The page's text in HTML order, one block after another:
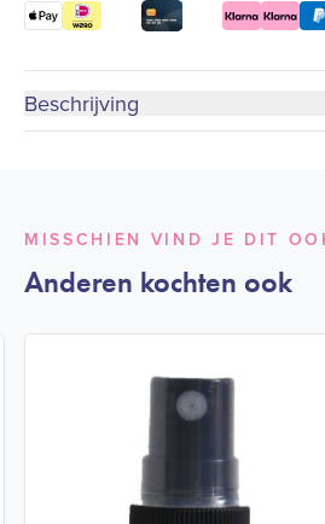
Beschrijving
MISSCHIEN VIND JE DIT
Anderen kochten ook